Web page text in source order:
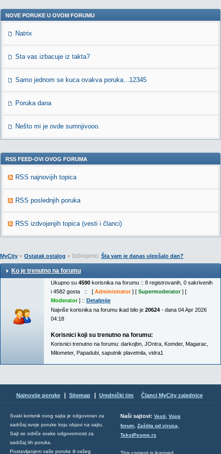
NOVE PORUKE U OVOM FORUMU
Natrix
Sta vas izbacuje iz takta?
Samo jednom se kuca ovakva poruka...12345
Poruka dana
Nešto mi je ovde sumnjivooo.
RSS FEED-OVI OVOG FORUMA
RSS najnovijih topica
RSS poslednjih poruka
RSS izdvojenjih topica (vesti i članci)
MyCity » Ostatak ostalog » Izdvojeno: Šta vam je danas ulepšalo dan?
Ko je trenutno na forumu
Ukupno su 4590 korisnika na forumu :: 8 registrovanih, 0 sakrivenih
i 4582 gosta :: [ Administrator] [ Supermoderator] [
Moderator] :: Detaljnije
Najviše korisnika na forumu ikad bilo je 20624 - dana 04 Apr 2026
04:18
Korisnici koji su trenutno na forumu:
Korisnici trenutno na forumu: darkojbn JOntra Komder, Magarac
Milometer, Papadubi saputnik plavetnila vidra1
Najnovije poruke Sitemap Urednički tim Članci MyCity zajednice
Svaki korisnik ovog sajta je odgovoran za
sadržaj svoje poruke koju objavi na sajtu.
Sajt se odriče svake odgovornosti za
sadržaj tih poruka.
Postavljanjem vaše poruke ili vašeg
Naši sajtovi: Vesti, Vojni
forum, Zaštita od virusa,
TekstPesme.rs
This content is licensed